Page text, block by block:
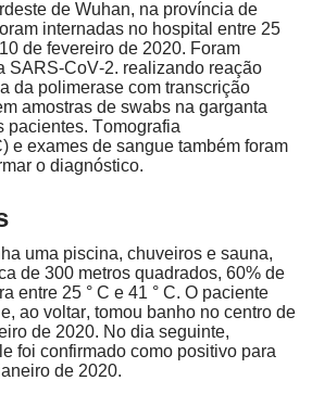
de Wuhan, na província de
internadas no hospital entre 25
de fevereiro de 2020. Foram
SARS-CoV-2. realizando reação
da polimerase com transcrição
amostras de swabs na garganta
pacientes. Tomografia
e exames de sangue também foram
o diagnóstico.
uma piscina, chuveiros e sauna,
de 300 metros quadrados, 60% de
entre 25 ° C e 41 ° C. O paciente
ao voltar, tomou banho no centro de
de 2020. No dia seguinte,
foi confirmado como positivo para
de 2020.